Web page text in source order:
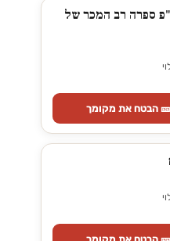
ספרה רב המכר של
🎫 הבטח את מקומך